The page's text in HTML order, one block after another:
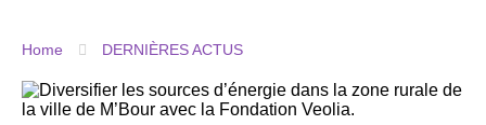
Home DERNIÈRES ACTUS